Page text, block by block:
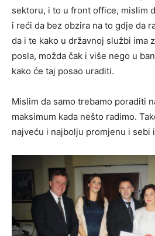
sektoru, i to u front office, mislim
i reći da bez obzira na to gdje da
da i te kako u državnoj službi ima
posla, možda čak i više nego u
kako će taj posao uraditi.
Mislim da samo trebamo poraditi
maksimum kada nešto radimo.
najveću i najbolju promjenu i sebi